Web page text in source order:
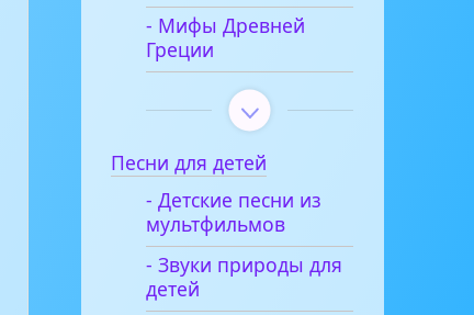
- Мифы Древней
Греции
Песни для детей
- Детские песни из
мультфильмов
- Звуки природы для
детей